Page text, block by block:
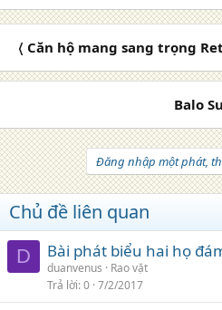
〈 Căn hộ mang sang trọng
Balo
Đăng nhập một phát,
Chủ đề liên quan
D Bài phát biểu hai họ
duanvenus
Rao vặt
Trả lời 0 7/2/2017